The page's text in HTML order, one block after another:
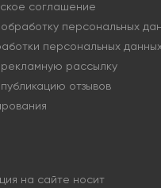
на сайте носит
соглашение
персональных
персональных
рассылку
отзывов